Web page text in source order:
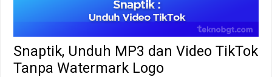
Snaptik, Unduh MP3 dan Video TikTok
Tanpa Watermark Logo